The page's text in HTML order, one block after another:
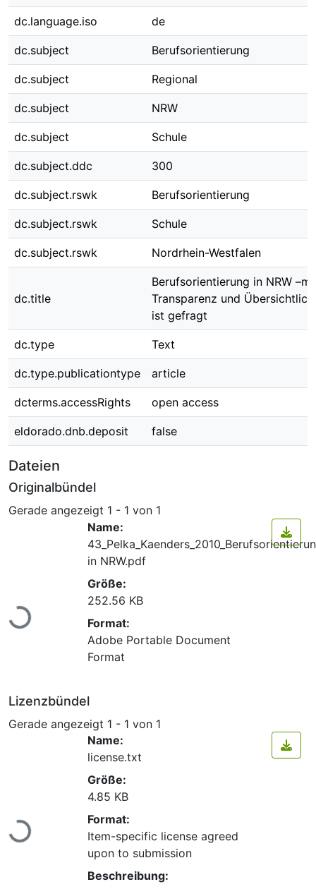
dc.language.iso de
dc.subject Berufsorientierung
dc.subject Regional
dc.subject NRW
dc.subject Schule
dc.subject.ddc 300
dc.subject.rswk Berufsorientierung
dc.subject.rswk Schule
dc.subject.rswk Nordrhein-Westfalen
dc.title
Berufsorientierung in NRW
Transparenz und
ist gefragt
dc.type Text
dc.type.publicationtype article
dcterms.accessRights open access
eldorado.dnb.deposit false
Dateien
Originalbündel
Gerade angezeigt 1 - 1 von 1
Lade...
Name:
in NRW.pdf
Größe:
252.56 KB
Format:
Adobe Portable Document
Format
Lizenzbündel
Gerade angezeigt 1 - 1 von 1
Lade...
Name:
license.txt
Größe:
4.85 KB
Format:
Item-specific license agreed
upon to submission
Beschreibung: